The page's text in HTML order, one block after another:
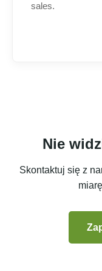
sales.
Nie
Skontaktuj się z